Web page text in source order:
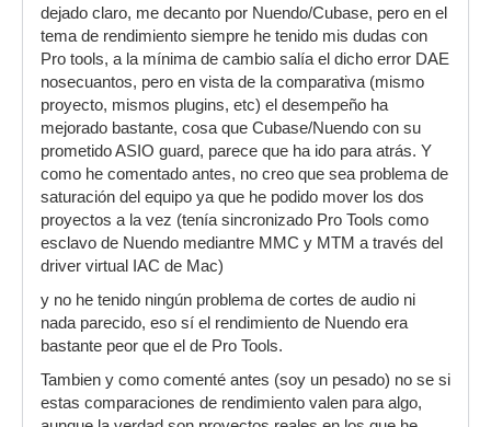
dejado claro, me decanto por Nuendo/Cubase, pero en el
tema de rendimiento siempre he tenido mis dudas con
Pro tools, a la mínima de cambio salía el dicho error DAE
nosecuantos, pero en vista de la comparativa (mismo
proyecto, mismos plugins, etc) el desempeño ha
mejorado bastante, cosa que Cubase/Nuendo con su
prometido ASIO guard, parece que ha ido para atrás. Y
como he comentado antes, no creo que sea problema de
saturación del equipo ya que he podido mover los dos
proyectos a la vez (tenía sincronizado Pro Tools como
esclavo de Nuendo mediantre MMC y MTM a través del
driver virtual IAC de Mac)
y no he tenido ningún problema de cortes de audio ni
nada parecido, eso sí el rendimiento de Nuendo era
bastante peor que el de Pro Tools.
Tambien y como comenté antes (soy un pesado) no se si
estas comparaciones de rendimiento valen para algo,